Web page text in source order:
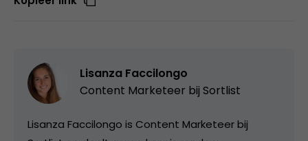
Lisanza Faccilongo
Content Marketeer bij Sortlist
Lisanza Faccilongo is Content Marketeer bij